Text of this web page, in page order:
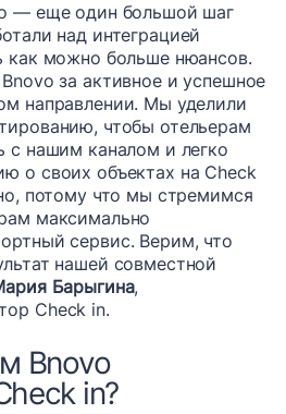
— еще один большой шаг
над интеграцией
как можно больше нюансов.
за активное и успешное
направлении. Мы уделили
чтобы отельерам
с нашим каналом и легко
о своих объектах на Check
потому что мы стремимся
максимально
сервис. Верим, что
нашей совместной
Барыгина,
Check in.
Bnovo
in?